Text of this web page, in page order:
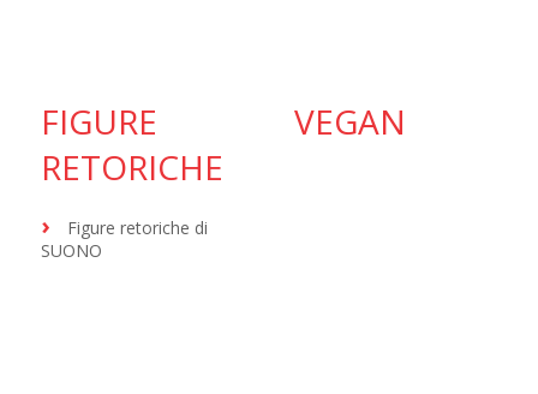
FIGURE
RETORICHE
Figure retoriche di
SUONO
VEGAN